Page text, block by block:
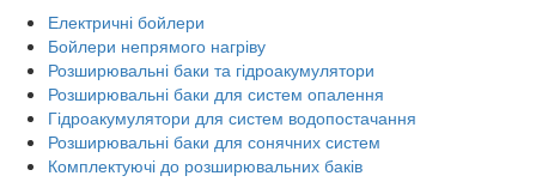
Електричні бойлери
Бойлери непрямого нагріву
Розширювальні баки та гідроакумулятори
Розширювальні баки для систем опалення
Гідроакумулятори для систем водопостачання
Розширювальні баки для сонячних систем
Комплектуючі до розширювальних баків